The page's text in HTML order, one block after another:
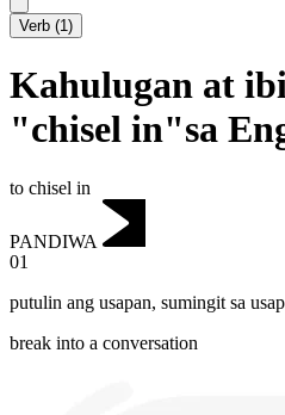
Verb (1)
Kahulugan at
"chisel in"sa
to chisel in
PANDIWA
01
putulin ang usapan, sumingit sa
break into a conversation